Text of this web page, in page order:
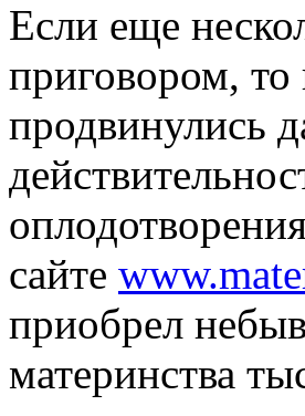
Если еще
приговором,
продвинулись
сайте
приобрел
материнства